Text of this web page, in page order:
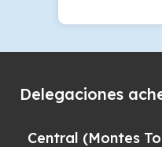
Delegaciones
Central (Montes